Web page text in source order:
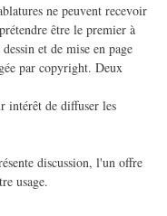
ne peuvent recevoir
être le premier à
et de mise en page
par copyright. Deux
intérêt de diffuser les
discussion, l'un offre
usage.